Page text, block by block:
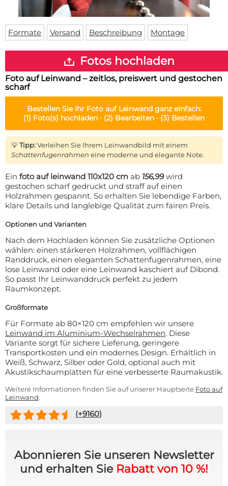
Fußmatte
Bodenmatte
Custom skateboard deck
Über uns
Lieferzeiten
Login
WhatsApp
Formate Versand Beschreibung Montage
Fotos hochladen
Foto auf Leinwand – zeitlos, preiswert und gestochen
scharf
Bestellen Sie Ihr Foto auf Leinwandganz einfach:
(1) Foto(s) hochladen · (2) Bearbeiten · (3) Bestellen
💡Tipp:Verleihen Sie Ihrem Leinwandbild mit einem
Schattenfugenrahmen eine moderne und elegante Note.
Ein foto auf leinwand 110x120 cm ab 156,99wird
gestochen scharf gedruckt und straff auf einen
Holzrahmen gespannt. So erhalten Sie lebendige Farben,
klare Details und langlebige Qualität zum fairen Preis.
Optionen und Varianten
Nach dem Hochladen können Sie zusätzliche Optionen
wählen: einen stärkeren Holzrahmen, vollflächigen
Randdruck, einen eleganten Schattenfugenrahmen, eine
lose Leinwand oder eine Leinwand kaschiert auf Dibond.
So passt Ihr Leinwanddruck perfekt zu jedem
Raumkonzept.
Großformate
Für Formate ab 80×120 cm empfehlen wir unsere
Leinwand im Aluminium-Wechselrahmen. Diese
Variante sorgt für sichere Lieferung, geringere
Transportkosten und ein modernes Design. Erhältlich in
Weiß, Schwarz, Silber oder Gold, optional auch mit
Akustikschaumplatten für eine verbesserte Raumakustik.
Weitere Informationen finden Sie auf unserer Hauptseite Foto auf
Leinwand.
(+9160)
Abonnieren Sie unseren Newsletter
und erhalten Sie Rabatt von 10 %!